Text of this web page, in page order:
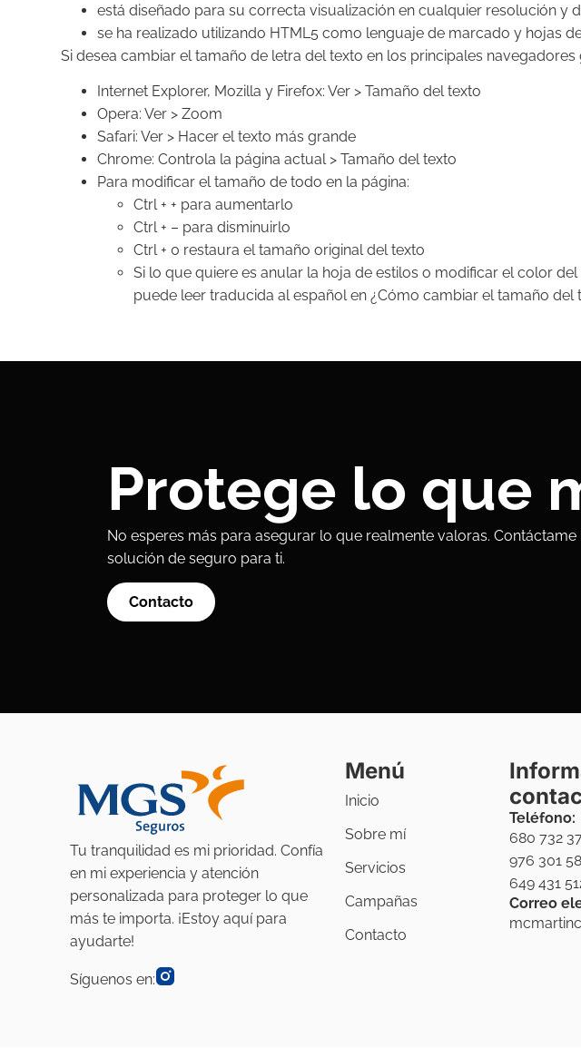
está diseñado para su correcta visualización en cualquier resolución y
se ha realizado utilizando HTML5 como lenguaje de marcado y hojas
Si desea cambiar el tamaño de letra del texto en los principales
Internet Explorer, Mozilla y Firefox: Ver > Tamaño del texto
Opera: Ver > Zoom
Safari: Ver > Hacer el texto más grande
Chrome: Controla la página actual > Tamaño del texto
Para modificar el tamaño de todo en la página:
Ctrl + + para aumentarlo
Ctrl + – para disminuirlo
Ctrl + 0 restaura el tamaño original del texto
Si lo que quiere es anular la hoja de estilos o modificar el color
puede leer traducida al español en ¿Cómo cambiar el tamaño del
Protege lo que
No esperes más para asegurar lo que realmente valoras.
solución de seguro para ti.
Contacto
Tu tranquilidad es mi prioridad. Confía
en mi experiencia y atención
personalizada para proteger lo que
más te importa. ¡Estoy aquí para
ayudarte!
Síguenos en:
Menú
Inicio
Sobre mí
Servicios
Campañas
Contacto
Teléfono:
680 732
976 301
649 431
Correo